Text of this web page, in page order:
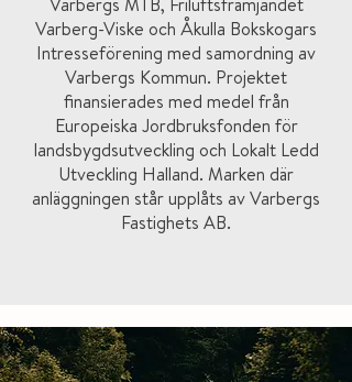
Varberg-Viske och Åkulla Bokskogars
Intresseförening med samordning av
Varbergs Kommun. Projektet
finansierades med medel från
Europeiska Jordbruksfonden för
landsbygdsutveckling och Lokalt Ledd
Utveckling Halland. Marken där
anläggningen står upplåts av Varbergs
Fastighets AB.